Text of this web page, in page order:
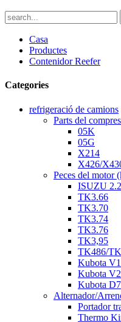
Casa
Productes
Contenidor Reefer
Categories
refrigeració de camions
Parts del
05K
05G
X214
X426/
Peces del motor
ISUZU
TK3.66
TK3.70
TK3.74
TK3.76
TK3,95
TK486/
Kubota
Kubota
Kubota
Alternador/
Portador
Thermo